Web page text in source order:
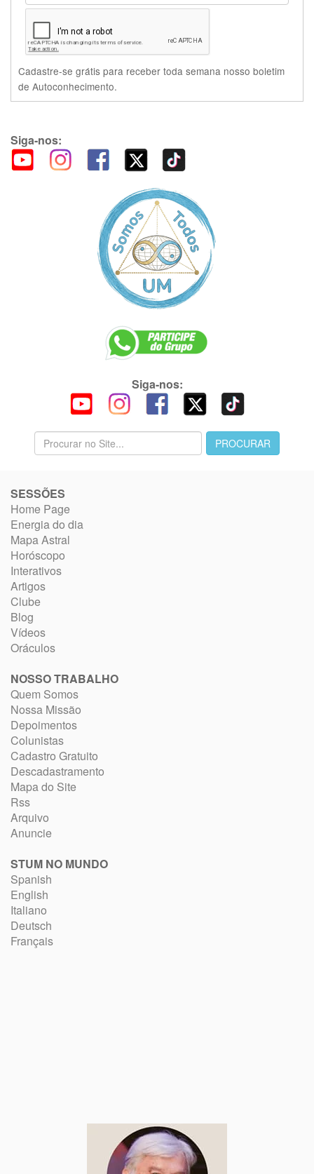
Cadastre-se grátis para receber toda semana nosso boletim
de Autoconhecimento.
Siga-nos:
Siga-nos:
SESSÕES
Home Page
Energia do dia
Mapa Astral
Horóscopo
Interativos
Artigos
Clube
Blog
Vídeos
Oráculos
NOSSO TRABALHO
Quem Somos
Nossa Missão
Depoimentos
Colunistas
Cadastro Gratuito
Descadastramento
Mapa do Site
Rss
Arquivo
Anuncie
STUM NO MUNDO
Spanish
English
Italiano
Deutsch
Français